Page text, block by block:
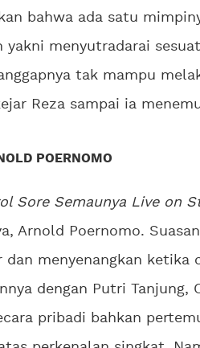
bahwa ada satu
yakni menyutradarai
tak mampu
Reza sampai ia
POERNOMO
Sore Semaunya Live on
Arnold Poernomo.
menyenangkan ketika
dengan Putri Tanjung,
pribadi bahkan